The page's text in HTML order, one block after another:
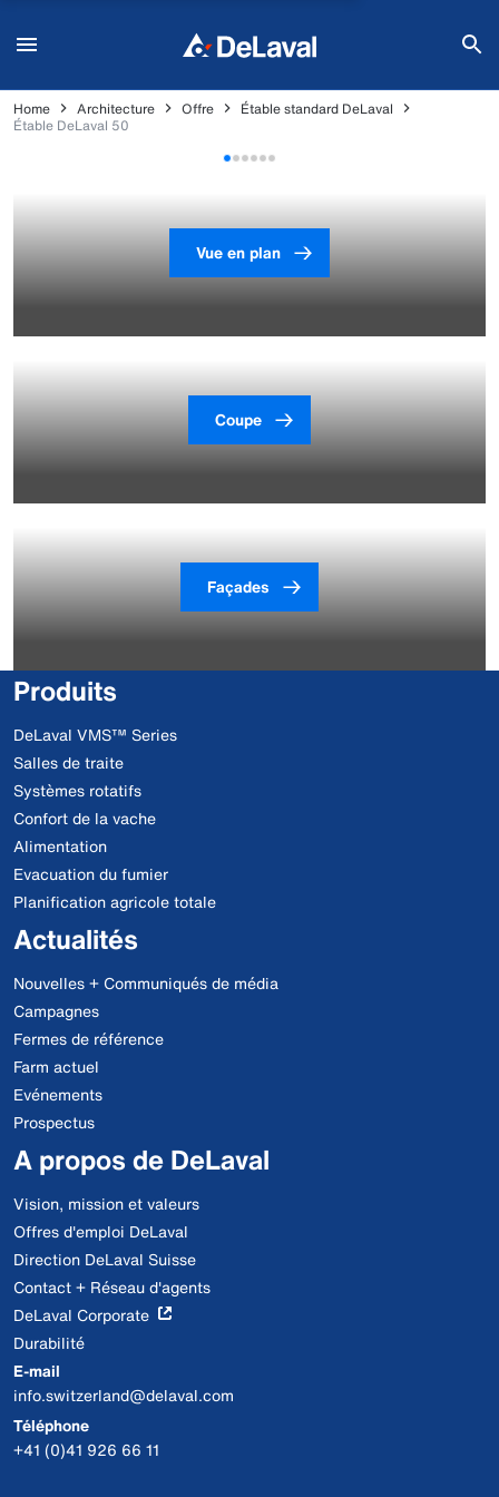
Home Architecture Offre
Étable standard DeLaval
Étable DeLaval 50
Vue en plan
Coupe
Façades
Produits
DeLaval VMS™ Series
Salles de traite
Systèmes rotatifs
Confort de la vache
Alimentation
Evacuation du fumier
Planification agricole totale
Actualités
Nouvelles + Communiqués de média
Campagnes
Fermes de référence
Farm actuel
Evénements
Prospectus
A propos de DeLaval
Vision, mission et valeurs
Offres d'emploi DeLaval
Direction DeLaval Suisse
Contact + Réseau d'agents
DeLaval Corporate
Durabilité
E-mail
info.switzerland@delaval.com
Téléphone
+41 (0)41 926 66 11